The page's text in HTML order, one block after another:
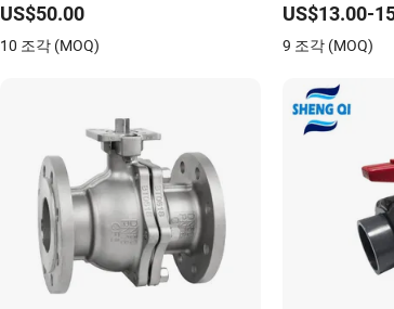
US$50.00
10 조각 (MOQ)
제어 볼 밸브 물
US$13.00-
9 조각 (MOQ)